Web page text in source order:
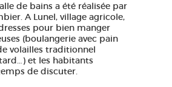
de bains a été réalisée par
A Lunel, village agricole,
pour bien manger
(boulangerie avec pain
volailles traditionnel
et les habitants
de discuter.